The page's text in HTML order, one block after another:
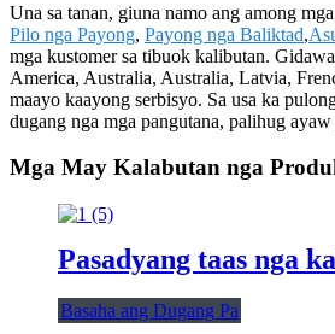
Una sa tanan, giuna namo ang among
Pilo nga Payong, Payong nga Baliktad,
mga kustomer sa tibuok kalibutan.
America, Australia, Australia, Latvia,
maayo kaayong serbisyo. Sa usa ka
dugang nga mga pangutana, palihug
Mga May Kalabutan nga
Pasadyang taas nga
Basaha ang Dugang Pa